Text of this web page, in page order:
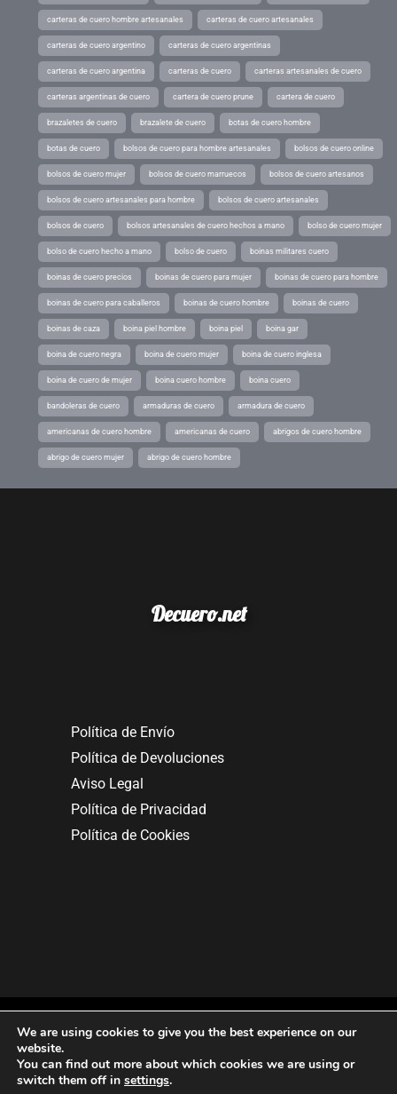
carteras de cuero hombre artesanales carteras de cuero artesanales
carteras de cuero argentino carteras de cuero argentinas
carteras de cuero argentina carteras de cuero carteras artesanales de cuero
carteras argentinas de cuero cartera de cuero prune cartera de cuero
brazaletes de cuero brazalete de cuero botas de cuero hombre
botas de cuero bolsos de cuero para hombre artesanales bolsos de cuero online
bolsos de cuero mujer bolsos de cuero marruecos bolsos de cuero artesanos
bolsos de cuero artesanales para hombre bolsos de cuero artesanales
bolsos de cuero bolsos artesanales de cuero hechos a mano bolso de cuero mujer
bolso de cuero hecho a mano bolso de cuero boinas militares cuero
boinas de cuero precios boinas de cuero para mujer boinas de cuero para hombre
boinas de cuero para caballeros boinas de cuero hombre boinas de cuero
boinas de caza boina piel hombre boina piel boina gar
boina de cuero negra boina de cuero mujer boina de cuero inglesa
boina de cuero de mujer boina cuero hombre boina cuero
bandoleras de cuero armaduras de cuero armadura de cuero
americanas de cuero hombre americanas de cuero abrigos de cuero hombre
abrigo de cuero mujer abrigo de cuero hombre
Decuero.net
Política de Envío
Política de Devoluciones
Aviso Legal
Política de Privacidad
Política de Cookies
Copyright © 2025. All rights reserved.
We are using cookies to give you the best experience on our
website.
You can find out more about which cookies we are using or
switch them off in settings.